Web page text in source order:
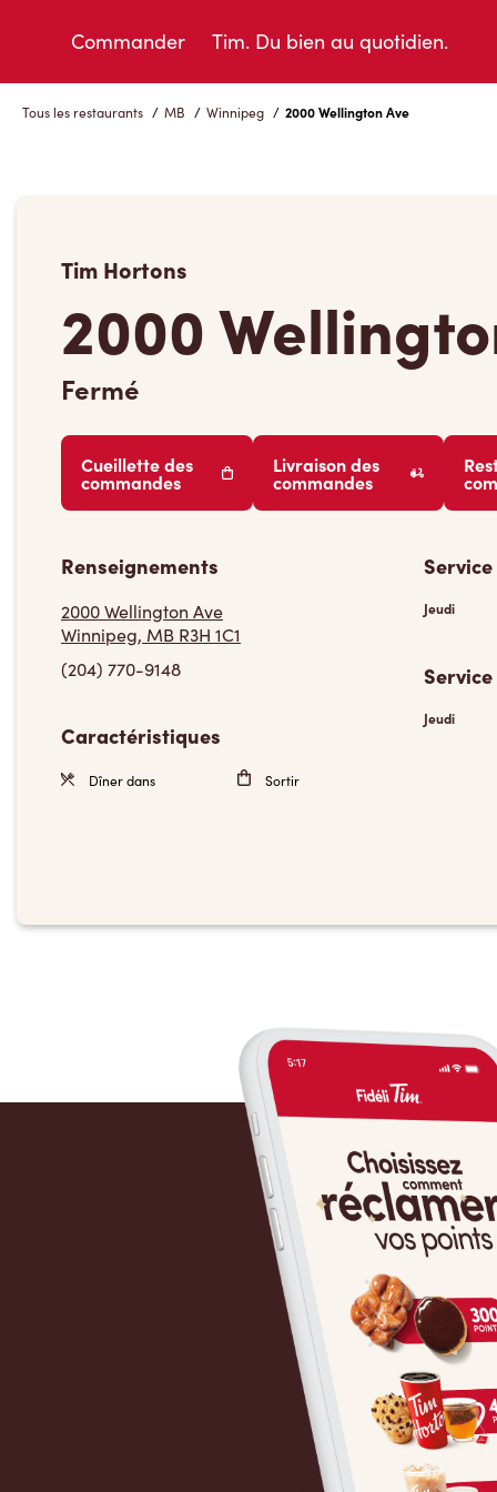
Commander Tim. Du bien au quotidien.
Tous les restaurants / MB / Winnipeg / 2000 Wellington Ave
Tim Hortons
2000
Fermé
Cueillette des
commandes
Livraison des
commandes
Renseignements
2000 Wellington Ave
Winnipeg, MB R3H 1C1
(204) 770-9148
Caractéristiques
Dîner dans Sortir
Jeudi
Jeudi